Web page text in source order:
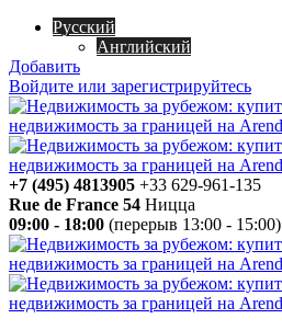
Русский
Английский
Добавить
Войдите или зарегистрируйтесь
+7 (495) 4813905 +33 629-961-135
Rue de France 54 Ницца
09:00 - 18:00 (перерыв 13:00 - 15:00)